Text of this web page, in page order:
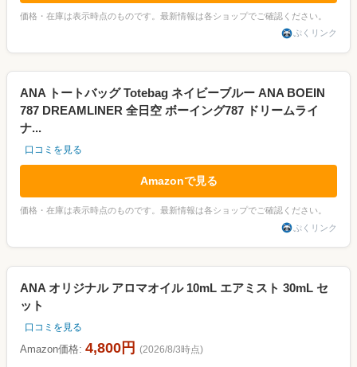
価格・在庫は表示時点のものです。最新情報は各ショップでご確認ください。
ぷくリンク
ANA トートバッグ Totebag ネイビーブルー ANA BOEIN
787 DREAMLINER 全日空 ボーイング787 ドリームライ
ナ...
口コミを見る
Amazonで見る
価格・在庫は表示時点のものです。最新情報は各ショップでご確認ください。
ぷくリンク
ANA オリジナル アロマオイル 10mL エアミスト 30mL セ
ット
口コミを見る
Amazon価格: 4,800円 (2026/8/3時点)